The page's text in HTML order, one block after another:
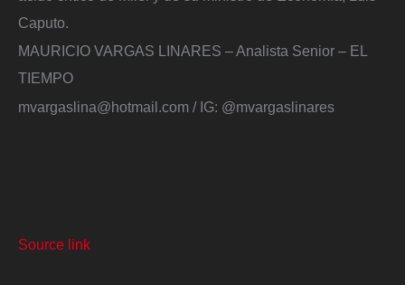
Caputo.
MAURICIO VARGAS LINARES – Analista Senior – EL
TIEMPO
mvargaslina@hotmail.com / IG: @mvargaslinares
Source link